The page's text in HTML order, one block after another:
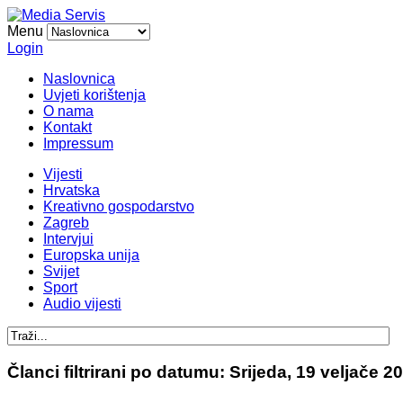
Menu
Login
Naslovnica
Uvjeti korištenja
O nama
Kontakt
Impressum
Vijesti
Hrvatska
Kreativno gospodarstvo
Zagreb
Intervjui
Europska unija
Svijet
Sport
Audio vijesti
Članci filtrirani po datumu: Srijeda, 19 veljače